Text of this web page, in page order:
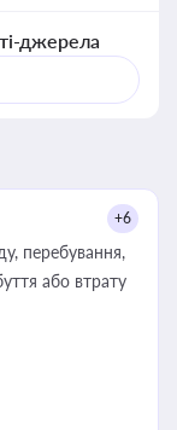
джерела
+6
перебування,
або втрату